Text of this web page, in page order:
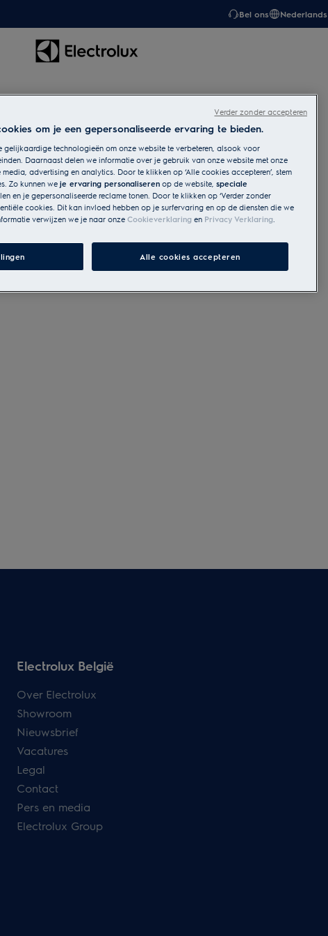
Bel ons Nederlands
staat.
zorg
Electrolux België
Over Electrolux
Showroom
Nieuwsbrief
Vacatures
Legal
Contact
Pers en media
Electrolux Group
om je een gepersonaliseerde ervaring te bieden.
gelijkaardige technologieën om onze website te verbeteren, alsook voor
Daarnaast delen we informatie over je gebruik van onze website met onze
advertising en analytics. Door te klikken op ‘Alle cookies accepteren’, stem
Zo kunnen we je ervaring personaliseren op de website, speciale
en je gepersonaliseerde reclame tonen. Door te klikken op ‘Verder zonder
cookies. Dit kan invloed hebben op je surfervaring en op de diensten die we
verwijzen we je naar onze Cookieverklaring en Privacy Verklaring.
Alle cookies accepteren
Verder zonder accepteren